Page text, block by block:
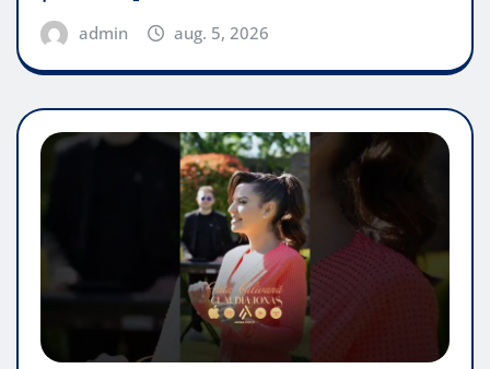
admin aug. 5, 2026